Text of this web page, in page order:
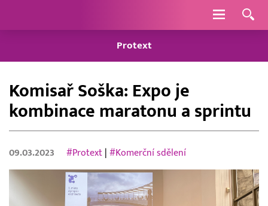
Navigace
Protext
Komisař Soška: Expo je
kombinace maratonu a sprintu
09.03.2023 #Protext |#Komerční sdělení